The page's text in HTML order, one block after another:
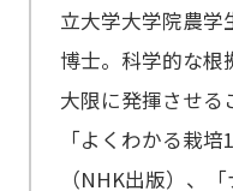
立大学大学院農学
博士。科学的な根
大限に発揮させる
「よくわかる栽
（NHK出版）、